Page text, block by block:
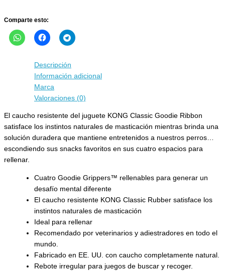
Comparte esto:
Descripción
Información adicional
Marca
Valoraciones (0)
El caucho resistente del juguete KONG Classic Goodie Ribbon
satisface los instintos naturales de masticación mientras brinda una
solución duradera que mantiene entretenidos a nuestros perros…
escondiendo sus snacks favoritos en sus cuatro espacios para
rellenar.
Cuatro Goodie Grippers™ rellenables para generar un
desafío mental diferente
El caucho resistente KONG Classic Rubber satisface los
instintos naturales de masticación
Ideal para rellenar
Recomendado por veterinarios y adiestradores en todo el
mundo.
Fabricado en EE. UU. con caucho completamente natural.
Rebote irregular para juegos de buscar y recoger.